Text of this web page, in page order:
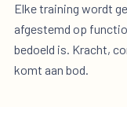
Elke training wordt
afgestemd op
bedoeld is. Kracht,
komt aan bod.